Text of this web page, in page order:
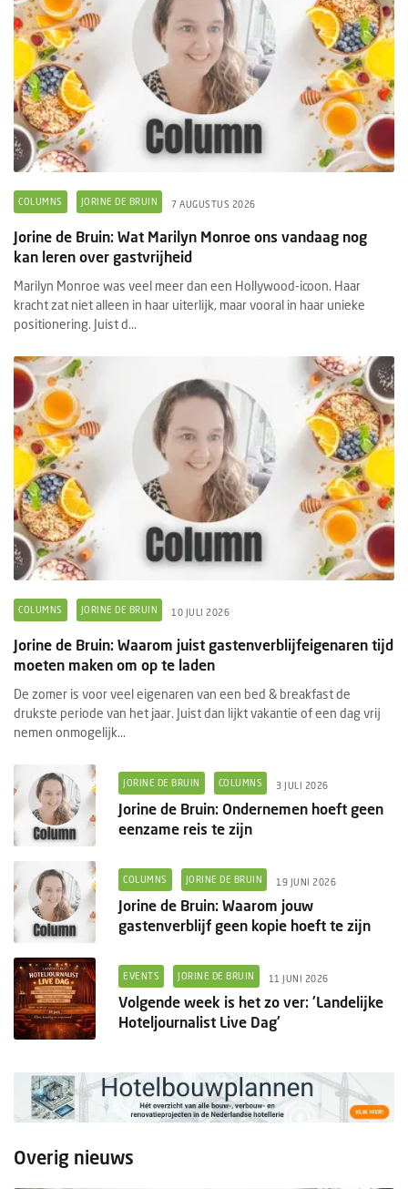
COLUMNS JORINE DE BRUIN 7 AUGUSTUS 2026
Jorine de Bruin: Wat Marilyn Monroe ons vandaag nog
kan leren over gastvrijheid
Marilyn Monroe was veel meer dan een Hollywood-icoon. Haar
kracht zat niet alleen in haar uiterlijk, maar vooral in haar unieke
positionering. Juist d...
COLUMNS JORINE DE BRUIN 10 JULI 2026
Jorine de Bruin: Waarom juist gastenverblijfeigenaren tijd
moeten maken om op te laden
De zomer is voor veel eigenaren van een bed & breakfast de
drukste periode van het jaar. Juist dan lijkt vakantie of een dag vrij
nemen onmogelijk...
JORINE DE BRUIN COLUMNS 3 JULI 2026
Jorine de Bruin: Ondernemen hoeft geen
eenzame reis te zijn
COLUMNS JORINE DE BRUIN 19 JUNI 2026
Jorine de Bruin: Waarom jouw
gastenverblijf geen kopie hoeft te zijn
EVENTS JORINE DE BRUIN 11 JUNI 2026
Volgende week is het zo ver: 'Landelijke
Hoteljournalist Live Dag'
Overig nieuws